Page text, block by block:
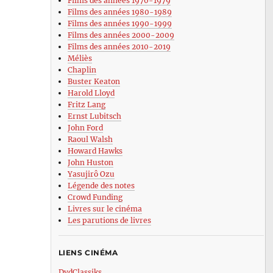
Films des années 1980-1989
Films des années 1990-1999
Films des années 2000-2009
Films des années 2010-2019
Méliès
Chaplin
Buster Keaton
Harold Lloyd
Fritz Lang
Ernst Lubitsch
John Ford
Raoul Walsh
Howard Hawks
John Huston
Yasujirô Ozu
Légende des notes
Crowd Funding
Livres sur le cinéma
Les parutions de livres
LIENS CINÉMA